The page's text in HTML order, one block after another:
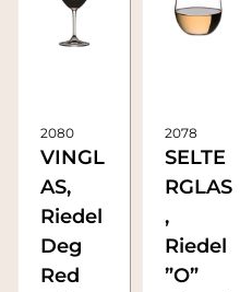
2080
VINGL
AS,
Riedel
Deg
Red
2078
SELTE
RGLAS
,
Riedel
”O”